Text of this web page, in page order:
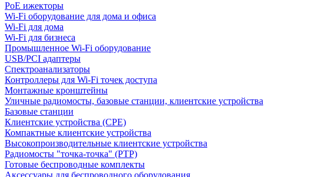
PoE ижекторы
Wi-Fi оборудование для дома и офиса
Wi-Fi для дома
Wi-Fi для бизнеса
Промышленное Wi-Fi оборудование
USB/PCI адаптеры
Cпектроанализаторы
Контроллеры для Wi-Fi точек доступа
Монтажные кронштейны
Уличные радиомосты, базовые станции, клиентские устройства
Базовые станции
Клиентские устройства (CPE)
Компактные клиентские устройства
Высокопроизводительные клиентские устройства
Радиомосты "точка-точка" (PTP)
Готовые беспроводные комплекты
Аксессуары для беспроводного оборудования